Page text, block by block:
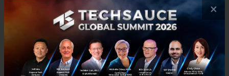
เมื่อก้าวเข้าเดือนมิถุนายน เราจะเห็นหลายๆ องค์กรและ
แบรนด์เปลี่ยนรูปโปรไฟล์ เปลี่ยนรูปโลโก้เป็นสีรุ้ง หรือ
ทำการตลาดที่สินค้ามีลวดลายสีรุ้งประดับ เพื่อที่จะต้อนรับ
×